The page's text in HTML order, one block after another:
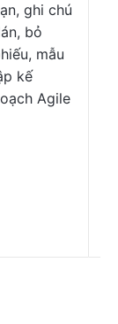
ghi chú
bỏ
mẫu
kế
Agile